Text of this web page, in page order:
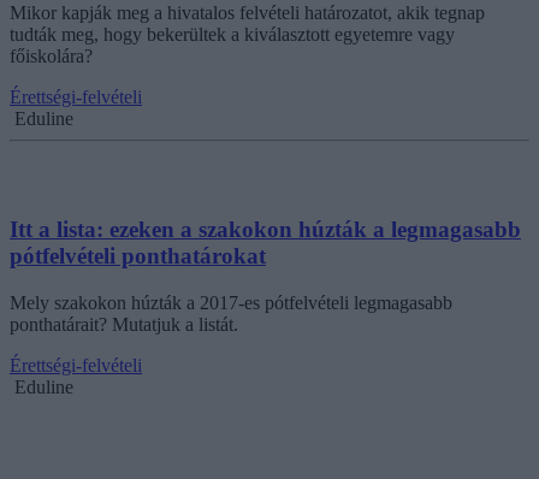
Mikor kapják meg a hivatalos felvételi határozatot, akik tegnap
tudták meg, hogy bekerültek a kiválasztott egyetemre vagy
főiskolára?
Érettségi-felvételi
Eduline
Itt a lista: ezeken a szakokon húzták a legmagasabb
pótfelvételi ponthatárokat
Mely szakokon húzták a 2017-es pótfelvételi legmagasabb
ponthatárait? Mutatjuk a listát.
Érettségi-felvételi
Eduline